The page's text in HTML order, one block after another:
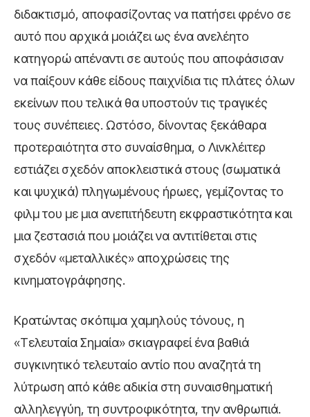
διδακτισμό, αποφασίζοντας να πατήσει φρένο σε
αυτό που αρχικά μοιάζει ως ένα ανελέητο
κατηγορώ απέναντι σε αυτούς που αποφάσισαν
να παίξουν κάθε είδους παιχνίδια τις πλάτες όλων
εκείνων που τελικά θα υποστούν τις τραγικές
τους συνέπειες. Ωστόσο, δίνοντας ξεκάθαρα
προτεραιότητα στο συναίσθημα, ο Λινκλέιτερ
εστιάζει σχεδόν αποκλειστικά στους (σωματικά
και ψυχικά) πληγωμένους ήρωες, γεμίζοντας το
φιλμ του με μια ανεπιτήδευτη εκφραστικότητα και
μια ζεστασιά που μοιάζει να αντιτίθεται στις
σχεδόν «μεταλλικές» αποχρώσεις της
κινηματογράφησης.
Κρατώντας σκόπιμα χαμηλούς τόνους, η
«Τελευταία Σημαία» σκιαγραφεί ένα βαθιά
συγκινητικό τελευταίο αντίο που αναζητά τη
λύτρωση από κάθε αδικία στη συναισθηματική
αλληλεγγύη, τη συντροφικότητα, την ανθρωπιά.